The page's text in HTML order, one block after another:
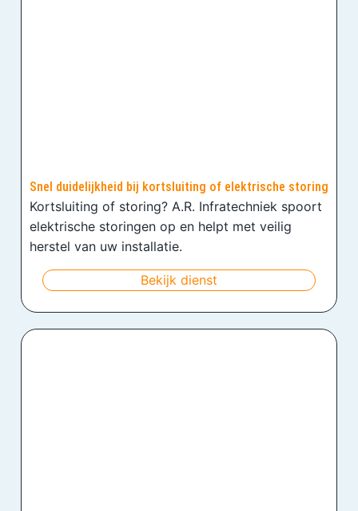
Snel duidelijkheid bij kortsluiting of elektrische storing
Kortsluiting of storing? A.R. Infratechniek spoort
elektrische storingen op en helpt met veilig
herstel van uw installatie.
Bekijk dienst